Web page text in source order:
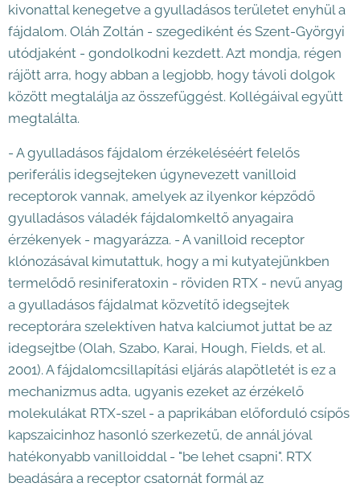
kivonattal kenegetve a gyulladásos területet enyhül a
fájdalom. Oláh Zoltán - szegediként és Szent-Györgyi
utódjaként - gondolkodni kezdett. Azt mondja, régen
rájött arra, hogy abban a legjobb, hogy távoli dolgok
között megtalálja az összefüggést. Kollégáival együtt
megtalálta.
- A gyulladásos fájdalom érzékeléséért felelős
periferális idegsejteken úgynevezett vanilloid
receptorok vannak, amelyek az ilyenkor képződő
gyulladásos váladék fájdalomkeltő anyagaira
érzékenyek - magyarázza. - A vanilloid receptor
klónozásával kimutattuk, hogy a mi kutyatejünkben
termelődő resiniferatoxin - röviden RTX - nevű anyag
a gyulladásos fájdalmat közvetítő idegsejtek
receptorára szelektíven hatva kalciumot juttat be az
idegsejtbe (Olah, Szabo, Karai, Hough, Fields, et al.
2001). A fájdalomcsillapítási eljárás alapötletét is ez a
mechanizmus adta, ugyanis ezeket az érzékelő
molekulákat RTX-szel - a paprikában előforduló csípős
kapszaicinhoz hasonló szerkezetű, de annál jóval
hatékonyabb vanilloiddal - "be lehet csapni". RTX
beadására a receptor csatornát formál az